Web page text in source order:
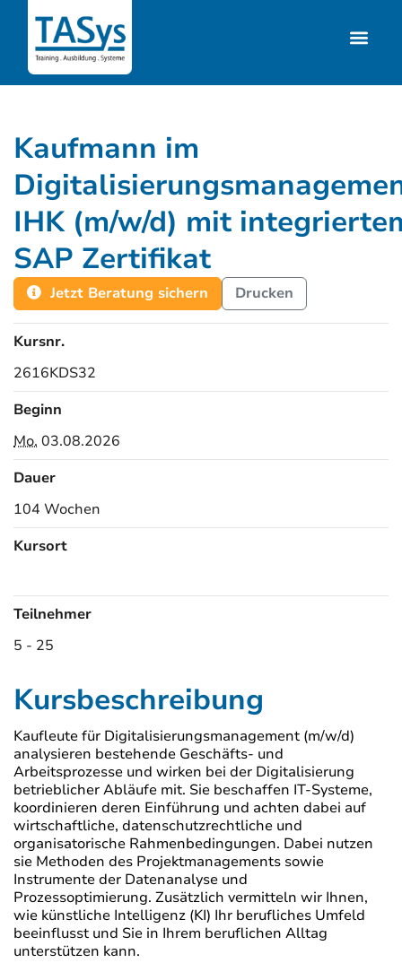
Kaufmann im
IHK (m/w/d) mit
SAP Zertifikat
Jetzt Beratung sichern Drucken
Kursnr.
2616KDS32
Beginn
Mo. 03.08.2026
Dauer
104 Wochen
Kursort
Teilnehmer
5 - 25
Kursbeschreibung
Kaufleute für Digitalisierungsmanagement (m/w/d)
analysieren bestehende Geschäfts- und
Arbeitsprozesse und wirken bei der Digitalisierung
betrieblicher Abläufe mit. Sie beschaffen IT-Systeme,
koordinieren deren Einführung und achten dabei auf
wirtschaftliche, datenschutzrechtliche und
organisatorische Rahmenbedingungen. Dabei nutzen
sie Methoden des Projektmanagements sowie
Instrumente der Datenanalyse und
Prozessoptimierung. Zusätzlich vermitteln wir Ihnen,
wie künstliche Intelligenz (KI) Ihr berufliches Umfeld
beeinflusst und Sie in Ihrem beruflichen Alltag
unterstützen kann.